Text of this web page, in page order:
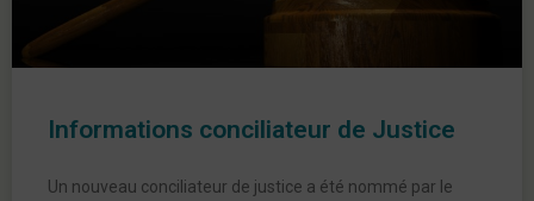
Informations conciliateur de Justice
Un nouveau conciliateur de justice a été nommé par le